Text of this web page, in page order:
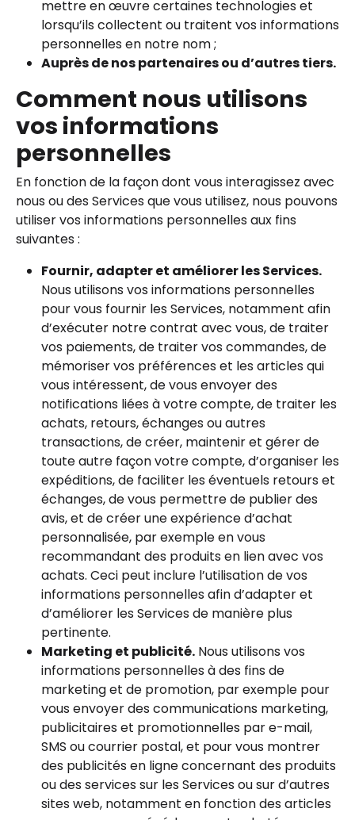
mettre en œuvre certaines technologies et
lorsqu’ils collectent ou traitent vos informations
personnelles en notre nom ;
Auprès de nos partenaires ou d’autres tiers.
Comment nous utilisons
vos informations
personnelles
En fonction de la façon dont vous interagissez avec
nous ou des Services que vous utilisez, nous pouvons
utiliser vos informations personnelles aux fins
suivantes :
Fournir, adapter et améliorer les Services.
Nous utilisons vos informations personnelles
pour vous fournir les Services, notamment afin
d’exécuter notre contrat avec vous, de traiter
vos paiements, de traiter vos commandes, de
mémoriser vos préférences et les articles qui
vous intéressent, de vous envoyer des
notifications liées à votre compte, de traiter les
achats, retours, échanges ou autres
transactions, de créer, maintenir et gérer de
toute autre façon votre compte, d’organiser les
expéditions, de faciliter les éventuels retours et
échanges, de vous permettre de publier des
avis, et de créer une expérience d’achat
personnalisée, par exemple en vous
recommandant des produits en lien avec vos
achats. Ceci peut inclure l’utilisation de vos
informations personnelles afin d’adapter et
d’améliorer les Services de manière plus
pertinente.
Marketing et publicité. Nous utilisons vos
informations personnelles à des fins de
marketing et de promotion, par exemple pour
vous envoyer des communications marketing,
publicitaires et promotionnelles par e-mail,
SMS ou courrier postal, et pour vous montrer
des publicités en ligne concernant des produits
ou des services sur les Services ou sur d’autres
sites web, notamment en fonction des articles